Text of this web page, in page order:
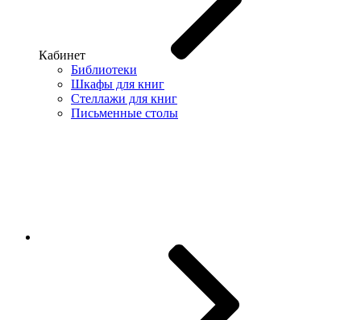
Кабинет
Библиотеки
Шкафы для книг
Стеллажи для книг
Письменные столы